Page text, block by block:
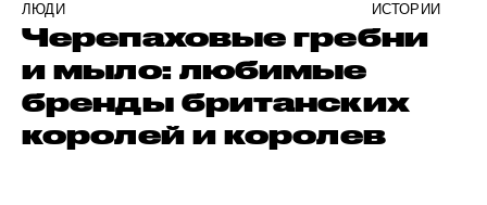
ЛЮДИ ИСТОРИИ
Черепаховые гребни
и мыло: любимые
бренды британских
королей и королев